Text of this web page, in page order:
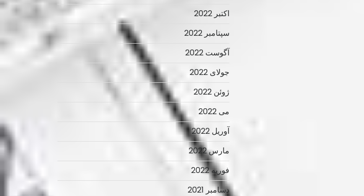
اکتبر 2022
سپتامبر 2022
آگوست 2022
جولای 2022
ژوئن 2022
می 2022
آوریل 2022
مارس 2022
فوریه 2022
دسامبر 2021